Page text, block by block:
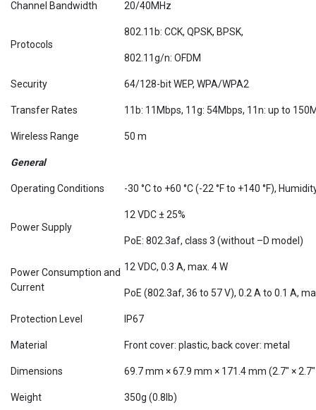
Channel Bandwidth 20/40MHz
Protocols
802.11b: CCK, QPSK, BPSK,
802.11g/n: OFDM
Security 64/128-bit WEP, WPA/WPA2
Transfer Rates 11b: 11Mbps, 11g: 54Mbps, 11n: up to
Wireless Range 50 m
General
Operating Conditions -30 °C to +60 °C (-22 °F to +140 °F),
Power Supply
12 VDC ± 25%
PoE: 802.3af, class 3 (without –D model)
Power Consumption and
Current
12 VDC, 0.3 A, max. 4 W
PoE (802.3af, 36 to 57 V), 0.2 A to 0.1 A,
Protection Level IP67
Material Front cover: plastic, back cover: metal
Dimensions 69.7 mm × 67.9 mm × 171.4 mm (2.7" ×
Weight 350g (0.8lb)